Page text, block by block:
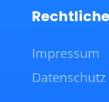
Impressum
Datenschutz